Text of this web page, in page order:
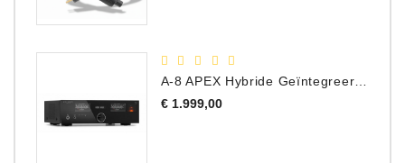
A-8 APEX Hybride Geïntegreerde Versterker
€ 1.999,00Prijs